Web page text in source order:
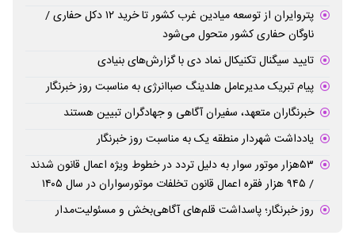
پتروایران از توسعه میادین غرب کشور تا خرید ۱۲ دکل حفاری /
ناوگان حفاری کشور متحول می‌شود
تایید سیگنال تکنیکال نماد دی با گزارش‌های بنیادی
پیام تبریک مدیرعامل هلدینگ صباانرژی به مناسبت روز خبرنگار
خبرنگاران متعهد، سفیران آگاهی و جهادگران تبیین هستند
یادداشت شهردار منطقه یک به مناسبت روز خبرنگار
۵۳هزار موتور سوار به دلیل تردد در خطوط ویژه اعمال قانون شدند
/ ۹۴۵ هزار فقره اعمال قانون تخلفات موتورسواران در سال ۱۴۰۵
روز خبرنگار؛ پاسداشت قلم‌های آگاهی‌بخش و مسئولیت‌مدار